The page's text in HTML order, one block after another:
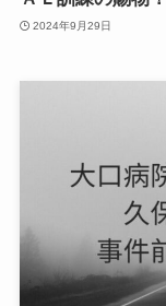
2024年9月29日